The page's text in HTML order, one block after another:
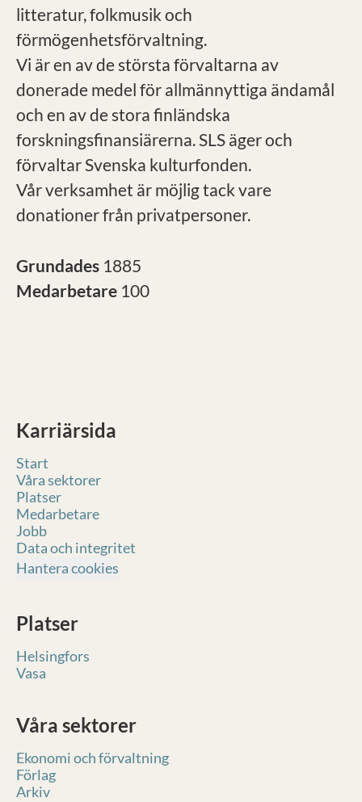
litteratur, folkmusik och
förmögenhetsförvaltning.
Vi är en av de största förvaltarna av
donerade medel för allmännyttiga ändamål
och en av de stora finländska
forskningsfinansiärerna. SLS äger och
förvaltar Svenska kulturfonden.
Vår verksamhet är möjlig tack vare
donationer från privatpersoner.
Grundades 1885
Medarbetare 100
Karriärsida
Start
Våra sektorer
Platser
Medarbetare
Jobb
Data och integritet
Hantera cookies
Platser
Helsingfors
Vasa
Våra sektorer
Ekonomi och förvaltning
Förlag
Arkiv